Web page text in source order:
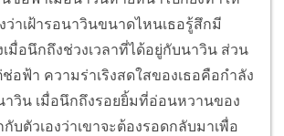
ว่าเฝ้ารอนาวินขนาดไหนเธอรู้สึกมี
มื่อนึกถึงช่วงเวลาที่ได้อยู่กับนาวิน ส่วน
อฟ้า ความร่าเริงสดใสของเธอคือกำลัง
วิน เมื่อนึกถึงรอยยิ้มที่อ่อนหวานของ
บตัวเองว่าเขาจะต้องรอดกลับมาเพื่อ